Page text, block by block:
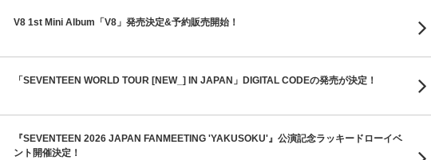
V8 1st Mini Album「V8」発売決定&予約販売開始！
「SEVENTEEN WORLD TOUR [NEW_] IN JAPAN」DIGITAL CODEの発売が決定！
『SEVENTEEN 2026 JAPAN FANMEETING 'YAKUSOKU'』公演記念ラッキードローイベ
ント開催決定！